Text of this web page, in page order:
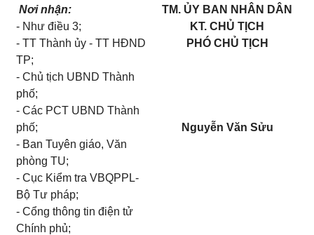
Nơi nhận:
- Như điều 3;
- TT Thành ủy - TT HĐND
TP;
- Chủ tịch UBND Thành
phố;
- Các PCT UBND Thành
phố;
- Ban Tuyên giáo, Văn
phòng TU;
- Cục Kiểm tra VBQPPL-
Bộ Tư pháp;
- Cổng thông tin điện tử
Chính phủ;
TM. ỦY BAN NHÂN DÂN
KT. CHỦ TỊCH
PHÓ CHỦ TỊCH
Nguyễn Văn Sửu